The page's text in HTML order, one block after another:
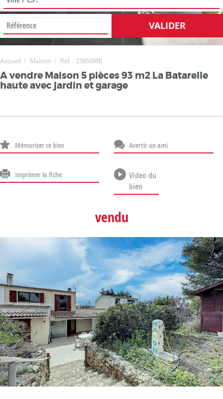
VALIDER
Accueil Maison Ref. : 23850MB
A vendre Maison 5 pièces 93 m2 La Batarelle
haute avec jardin et garage
Mémoriser ce bien Avertir un ami
Imprimer la fiche
Video du
bien
vendu